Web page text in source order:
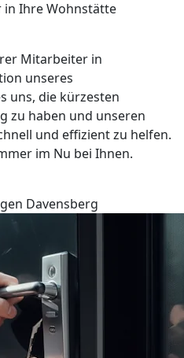
in Ihre Wohnstätte
Mitarbeiter in
unseres
uns, die kürzesten
zu haben und unseren
und effizient zu helfen.
im Nu bei Ihnen.
Davensberg